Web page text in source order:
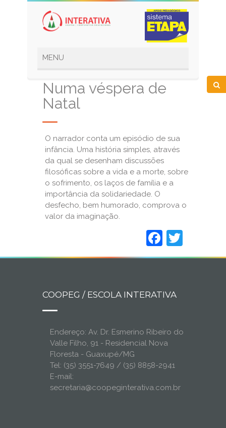
Numa véspera de
Natal
O narrador conta um episódio de sua
infância. Uma história simples, através
da qual se desenham discussões
filosóficas sobre a vida e a morte, sobre
o sofrimento, os laços de família e a
importância da solidariedade. O
desfecho, bem humorado, comprova o
valor da imaginação.
COOPEG / ESCOLA INTERATIVA
Endereço: Av. Dr. Esmerino Ribeiro do
Valle Filho, 91 - Residencial Nova
Floresta - Guaxupé/MG
Tel: (35) 3551-7649 / (35) 8858-2941
E-mail:
secretaria@coopeginterativa.com.br